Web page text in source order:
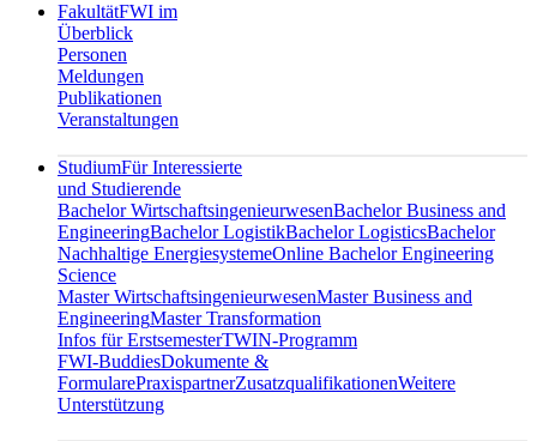
FakultätFWI im
Überblick
Personen
Meldungen
Publikationen
Veranstaltungen
StudiumFür Interessierte
und Studierende
Bachelor WirtschaftsingenieurwesenBachelor Business and
EngineeringBachelor LogistikBachelor LogisticsBachelor
Nachhaltige EnergiesystemeOnline Bachelor Engineering
Science
Master WirtschaftsingenieurwesenMaster Business and
EngineeringMaster Transformation
Infos für ErstsemesterTWIN-Programm
FWI-BuddiesDokumente &
FormularePraxispartnerZusatzqualifikationenWeitere
Unterstützung